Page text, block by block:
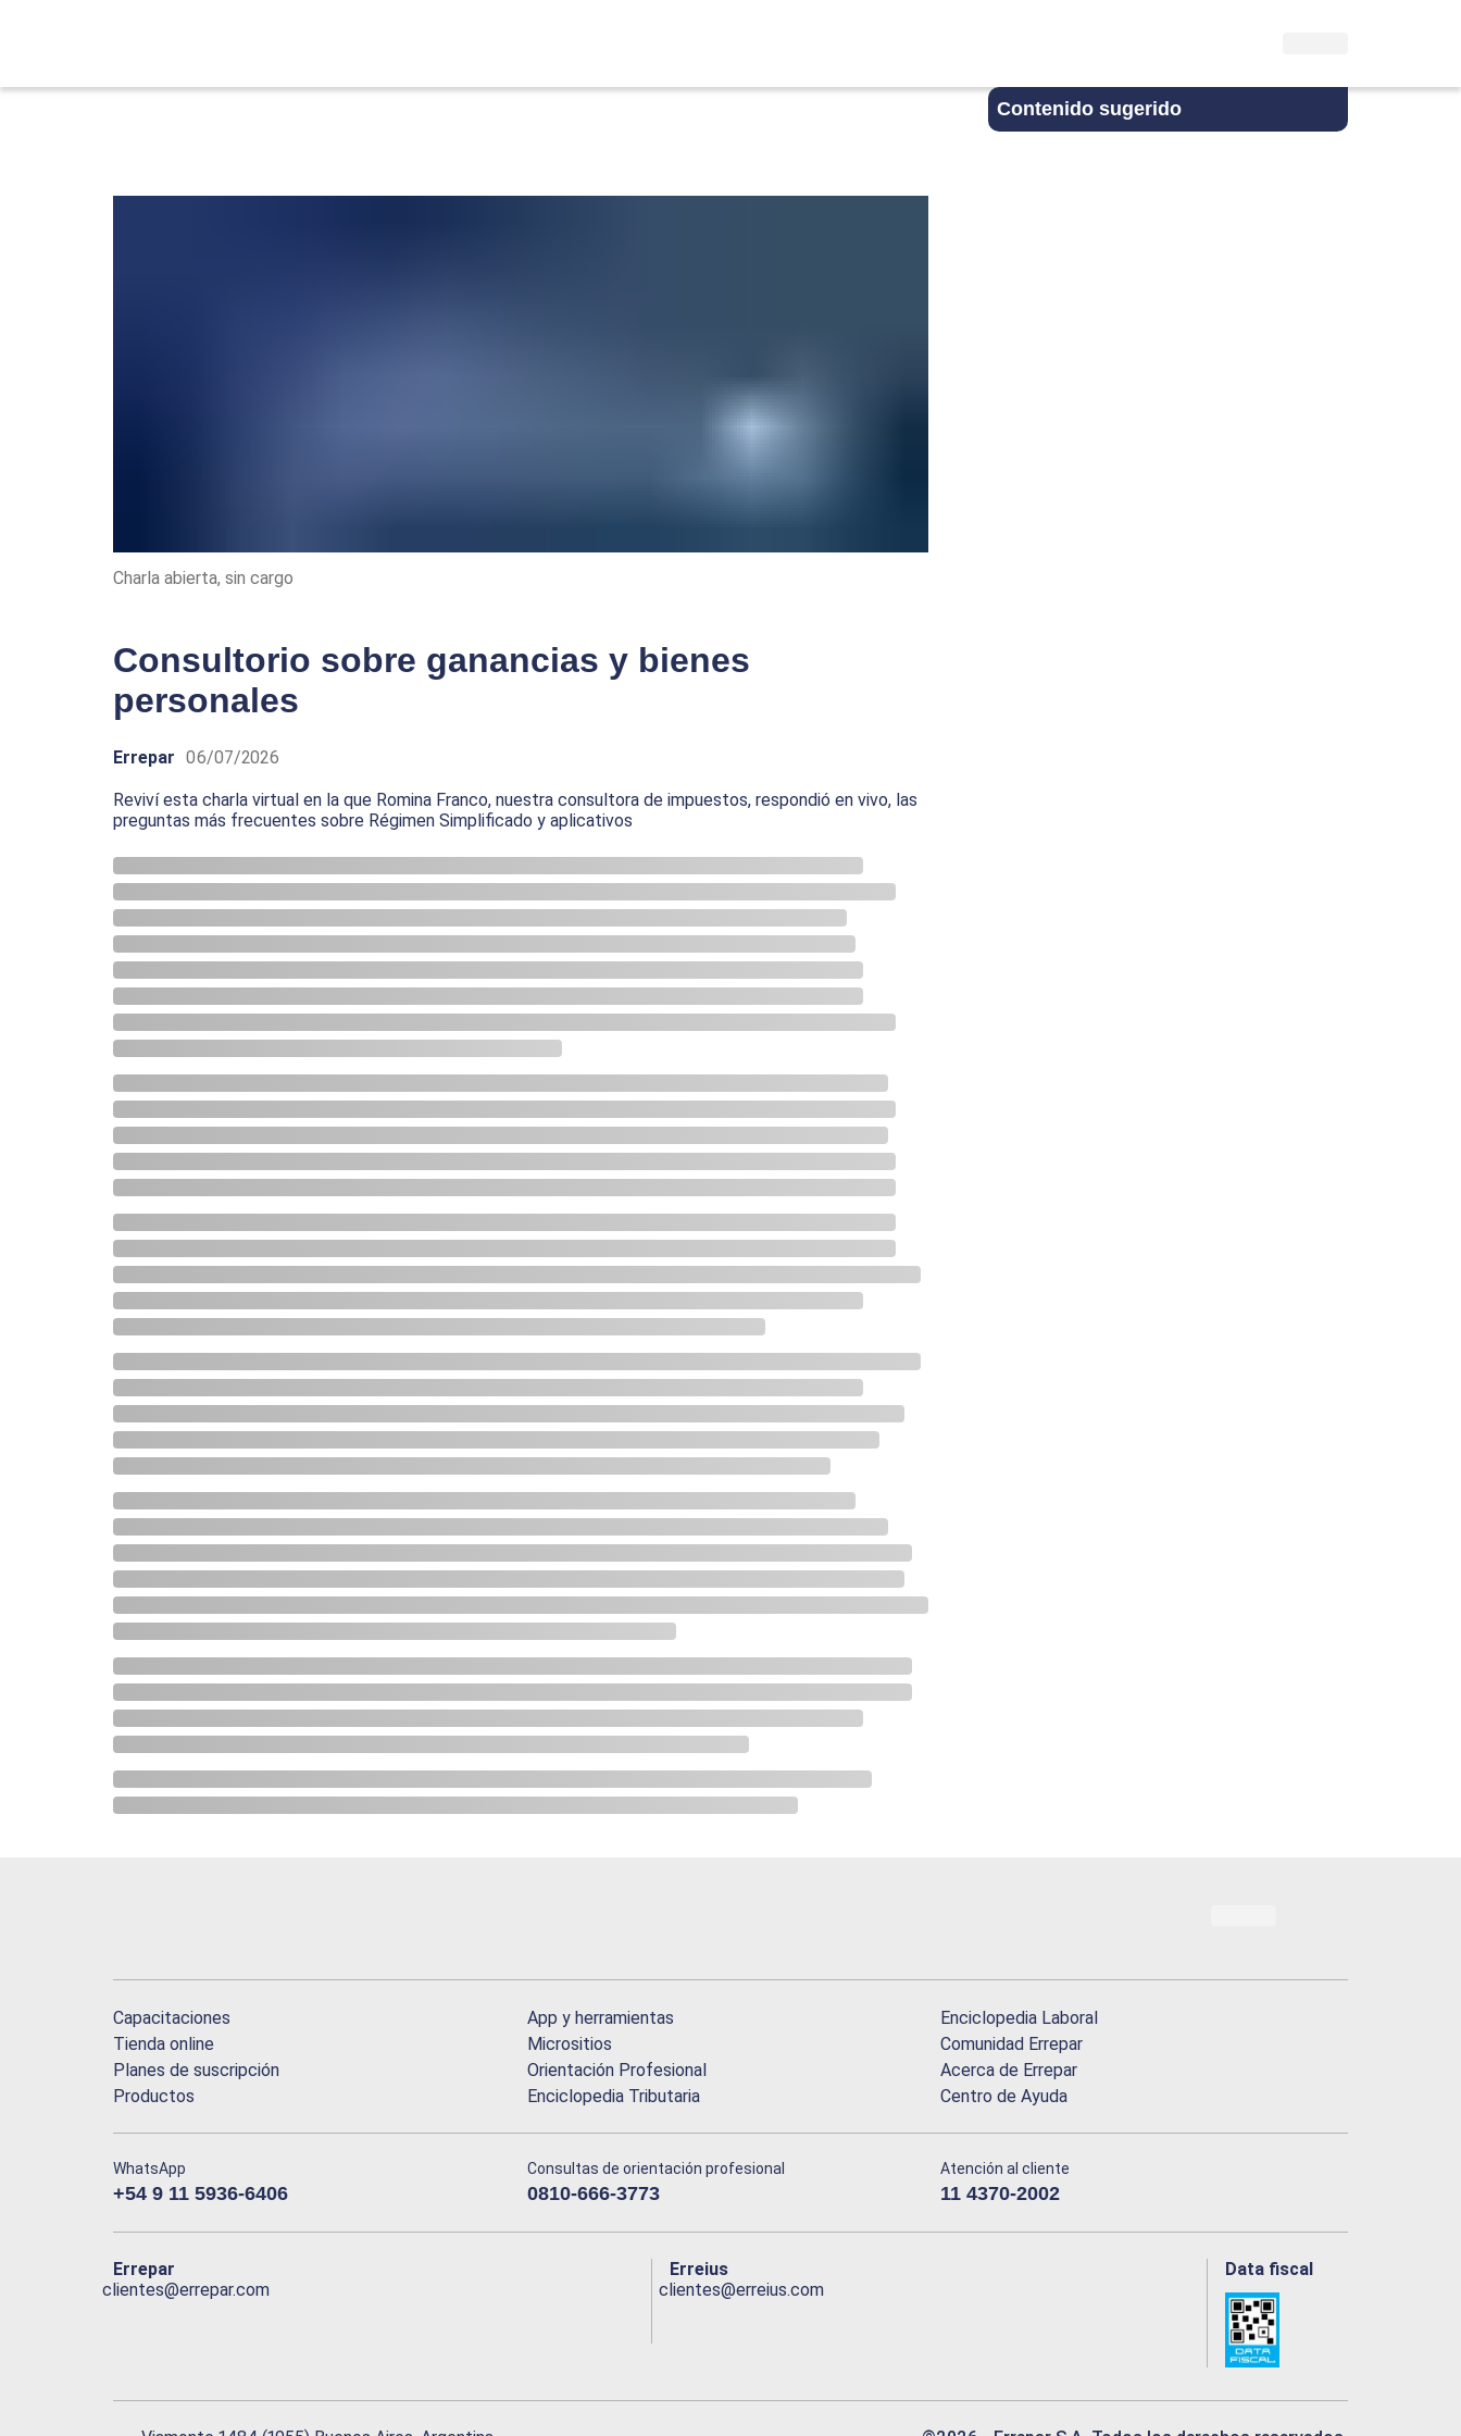
Contenido sugerido
Charla abierta, sin cargo
Consultorio sobre ganancias y bienes
personales
Errepar 06/07/2026
Reviví esta charla virtual en la que Romina Franco, nuestra consultora de impuestos, respondió en vivo, las
preguntas más frecuentes sobre Régimen Simplificado y aplicativos
Capacitaciones
Tienda online
Planes de suscripción
Productos
App y herramientas
Micrositios
Orientación Profesional
Enciclopedia Tributaria
Enciclopedia Laboral
Comunidad Errepar
Acerca de Errepar
Centro de Ayuda
WhatsApp
+54 9 11 5936-6406
Consultas de orientación profesional
0810-666-3773
Atención al cliente
11 4370-2002
Errepar
clientes@errepar.com
Erreius
clientes@erreius.com
Data fiscal